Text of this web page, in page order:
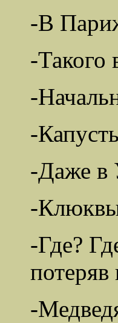
-В
-Такого
-
-
-Даже в
-Клюквы
-Где?
-